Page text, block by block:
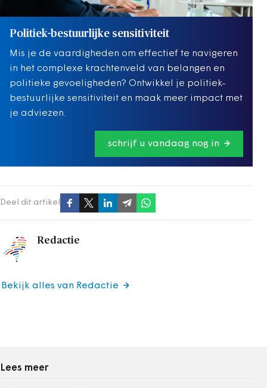
Politiek-bestuurlijke sensitiviteit
Mis je de vaardigheden om effectief te navigeren
in het complexe krachtenveld van belangen en
politieke gevoeligheden? Ontwikkel je politiek-
bestuurlijke sensitiviteit en maak meer impact met
je adviezen.
schrijf u vandaag nog in
Deel dit artikel
Redactie
Bekijk alles van Redactie
Lees meer